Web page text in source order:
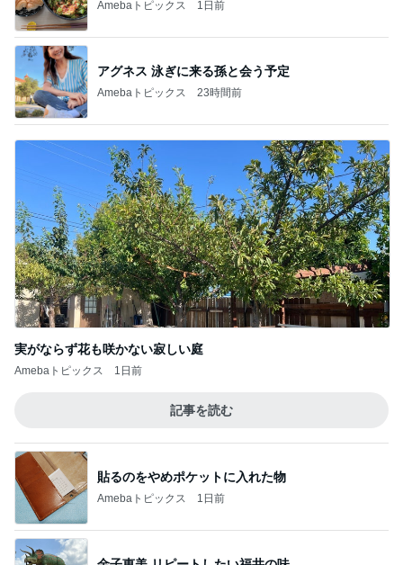
Amebaトピックス 1日前
アグネス 泳ぎに来る孫と会う予定
Amebaトピックス 23時間前
実がならず花も咲かない寂しい庭
Amebaトピックス 1日前
記事を読む
貼るのをやめポケットに入れた物
Amebaトピックス 1日前